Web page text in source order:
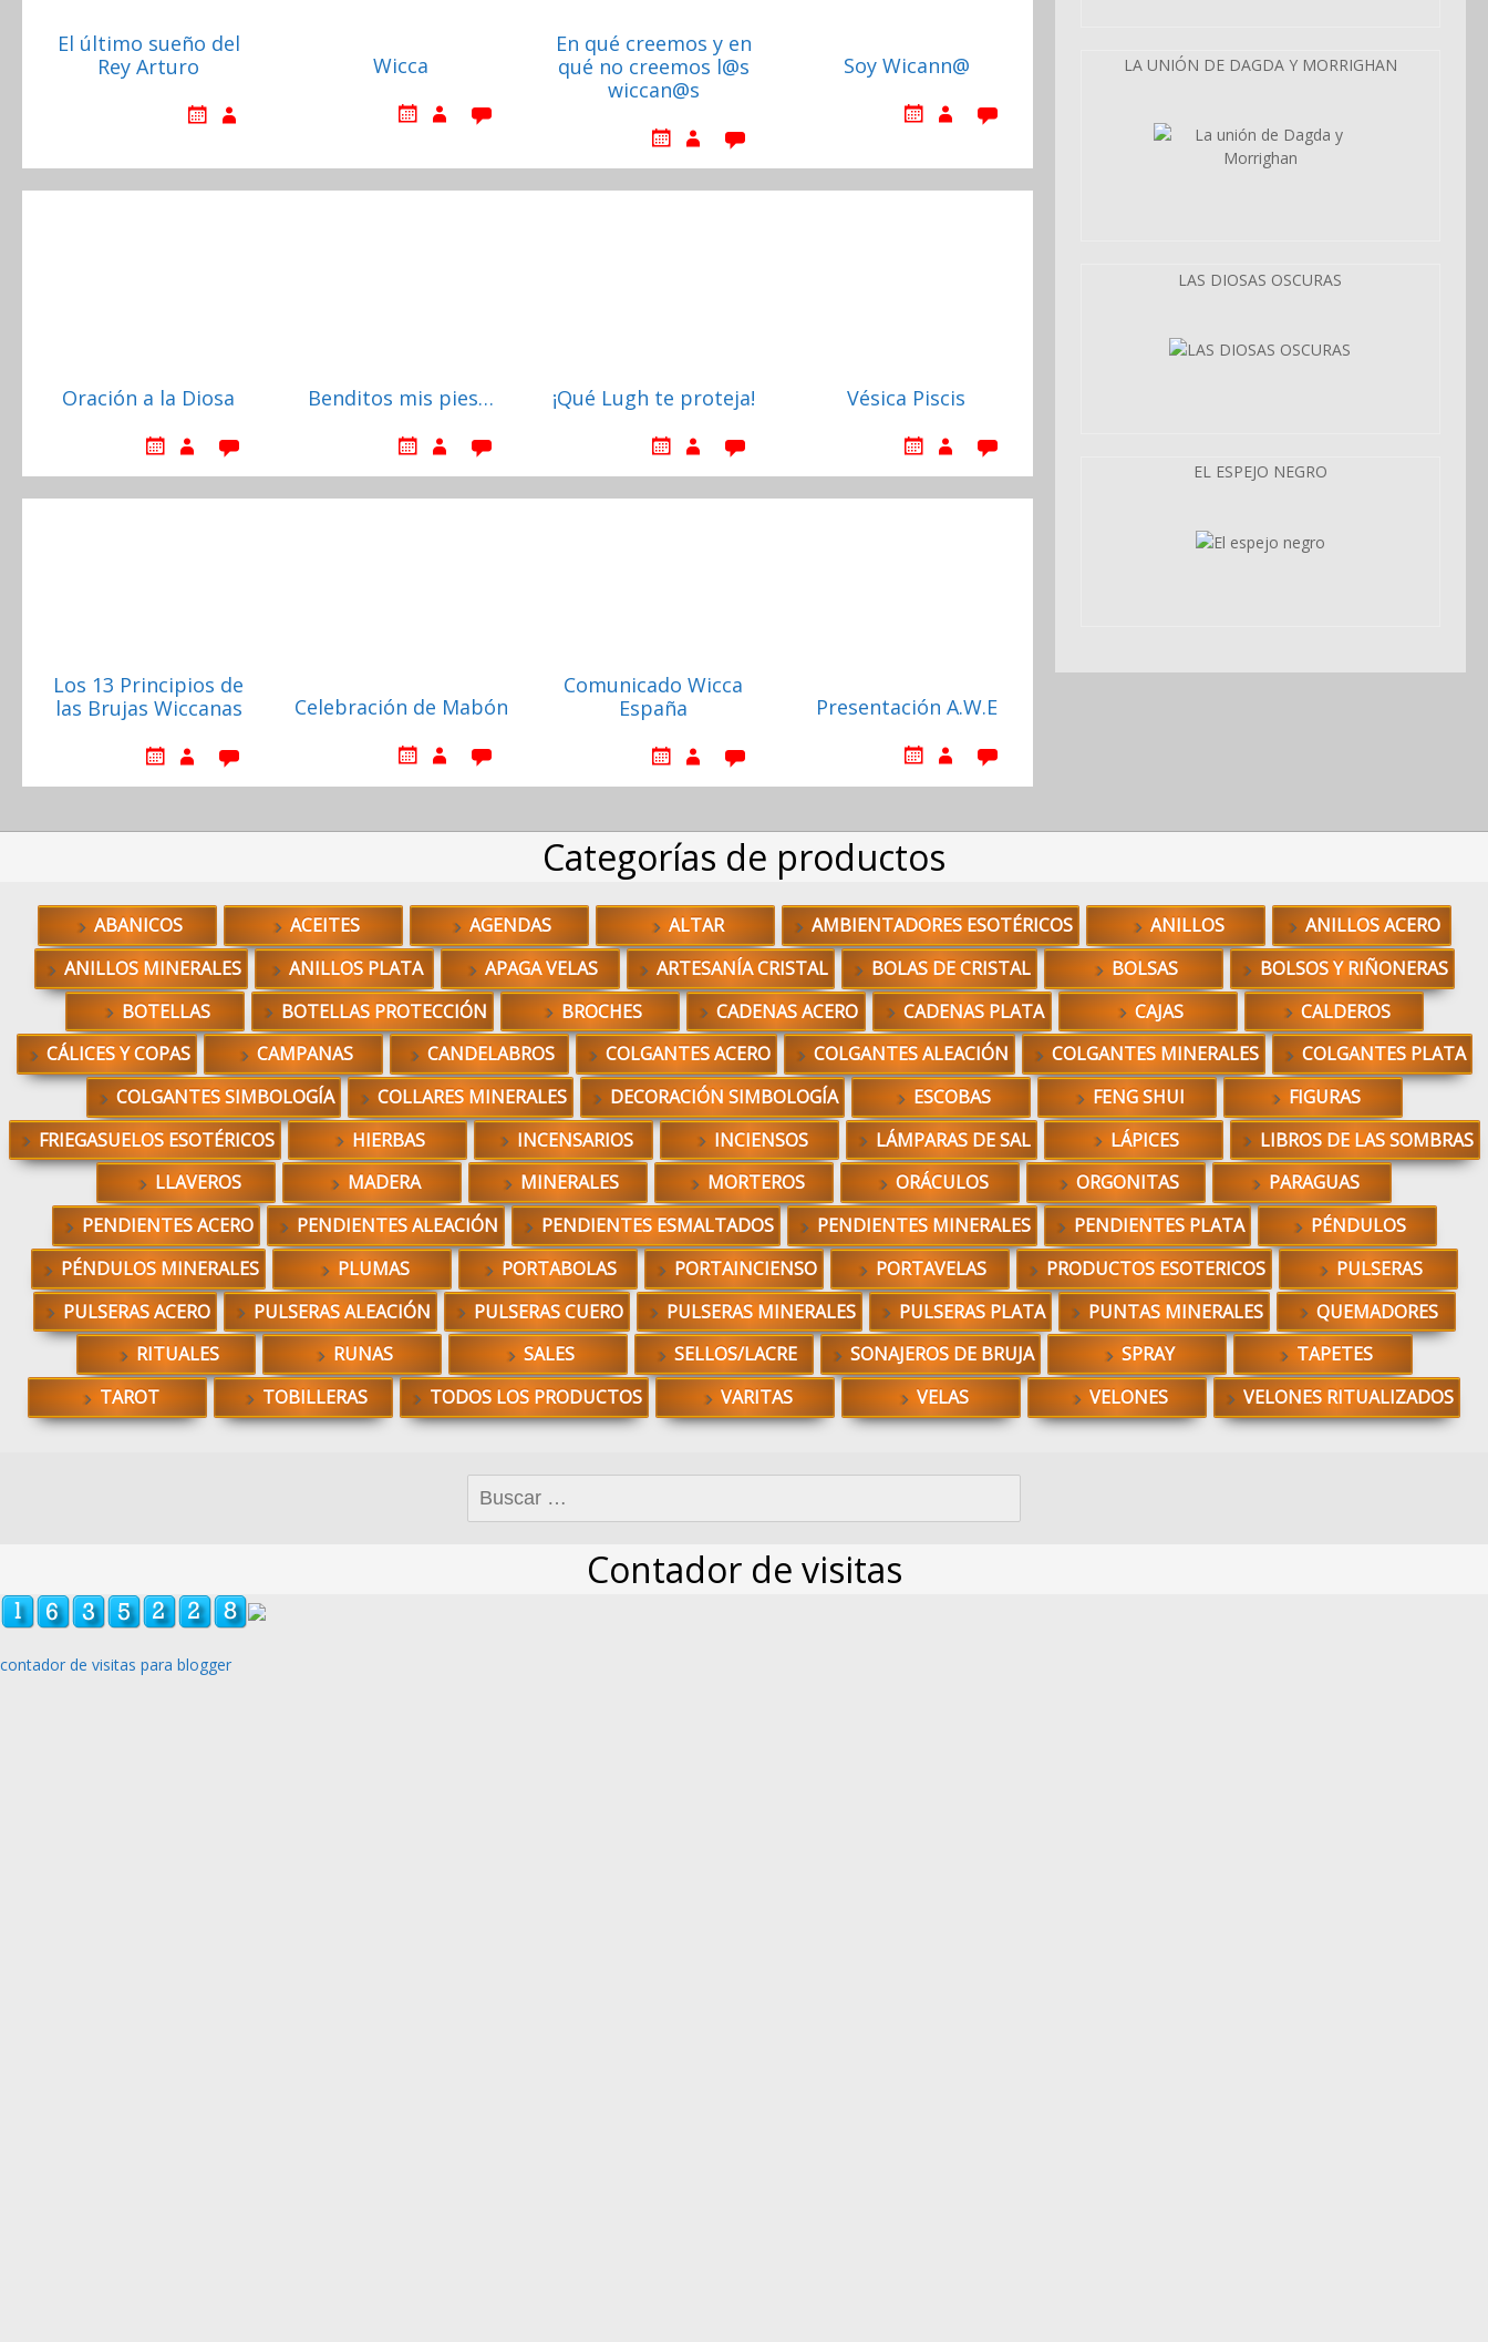
El último sueño del
Rey Arturo
Wicca
En qué creemos y en
qué no creemos l@s
wiccan@s
Soy Wicann@
Oración a la Diosa Benditos mis pies… ¡Qué Lugh te proteja! Vésica Piscis
Los 13 Principios de
las Brujas Wiccanas
Celebración de Mabón
Comunicado Wicca
España
Presentación A.W.E
LA UNIÓN DE DAGDA Y MORRIGHAN
LAS DIOSAS OSCURAS
EL ESPEJO NEGRO
Categorías de productos
ABANICOS ACEITES AGENDAS ALTAR AMBIENTADORES ESOTÉRICOS ANILLOS
ANILLOS ACERO
ANILLOS MINERALES
ANILLOS PLATA APAGA VELAS ARTESANÍA CRISTAL BOLAS DE CRISTAL BOLSAS
BOLSOS Y RIÑONERAS
BOTELLAS
BOTELLAS PROTECCIÓN BROCHES CADENAS ACERO CADENAS PLATA CAJAS
CALDEROS
CÁLICES Y COPAS
CAMPANAS CANDELABROS COLGANTES ACERO COLGANTES ALEACIÓN COLGANTES MINERALES
COLGANTES PLATA
COLGANTES SIMBOLOGÍA
COLLARES MINERALES DECORACIÓN SIMBOLOGÍA ESCOBAS FENG SHUI
FIGURAS
FRIEGASUELOS ESOTÉRICOS
HIERBAS INCENSARIOS INCIENSOS LÁMPARAS DE SAL LÁPICES
LIBROS DE LAS SOMBRAS
LLAVEROS
MADERA MINERALES MORTEROS ORÁCULOS ORGONITAS
PARAGUAS
PENDIENTES ACERO
PENDIENTES ALEACIÓN PENDIENTES ESMALTADOS PENDIENTES MINERALES PENDIENTES PLATA
PÉNDULOS
PÉNDULOS MINERALES
PLUMAS PORTABOLAS PORTAINCIENSO PORTAVELAS PRODUCTOS ESOTERICOS
PULSERAS
PULSERAS ACERO
PULSERAS ALEACIÓN PULSERAS CUERO PULSERAS MINERALES PULSERAS PLATA PUNTAS MINERALES
QUEMADORES
RITUALES
RUNAS SALES SELLOS/LACRE SONAJEROS DE BRUJA SPRAY
TAPETES
TAROT
TOBILLERAS TODOS LOS PRODUCTOS VARITAS VELAS VELONES VELONES RITUALIZADOS
Contador de visitas
contador de visitas para blogger